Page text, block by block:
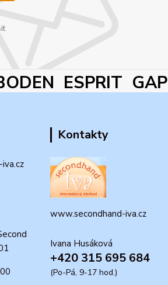
ESPRIT GAP
Kontakty
www.secondhand-iva.cz
Ivana Husáková
+420 315 695 684
(Po-Pá, 9-17 hod.)